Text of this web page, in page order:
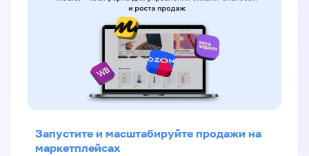
Запустите и масштабируйте продажи на
маркетплейсах